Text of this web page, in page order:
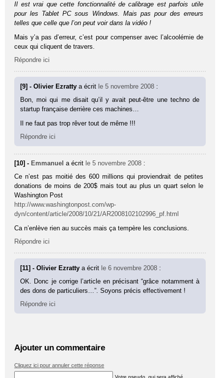
Il est vrai que cette fonctionnalité de calibrage est parfois utile
pour les Tablet PC sous Windows. Mais pas pour des erreurs
telles que celle que l’on peut voir dans la vidéo !
Mais y’a pas d’erreur, c’est pour compenser avec l’alcoolémie de
ceux qui cliquent de travers.
Répondre ici
[9] - Olivier Ezrattya écrit le 5 novembre 2008 :
Bon, moi qui me disait qu’il y avait peut-être une techno de
startup française derrière ces machines…
Il ne faut pas trop rêver tout de même !!!
Répondre ici
[10] - Emmanuel a écrit le 5 novembre 2008 :
Ce n’est pas moitié des 600 millions qui proviendrait de petites
donations de moins de 200$ mais tout au plus un quart selon le
Washington Post
http://www.washingtonpost.com/wp-
dyn/content/article/2008/10/21/AR2008102102996_pf.html
Ca n’enlève rien au succès mais ça tempère les conclusions.
Répondre ici
[11] - Olivier Ezrattya écrit le 6 novembre 2008 :
OK. Donc je corrige l’article en précisant “grâce notamment à
des dons de particuliers…”. Soyons précis effectivement !
Répondre ici
Ajouter un commentaire
Cliquez ici pour annuler cette réponse
Votre pseudo, qui sera affiché